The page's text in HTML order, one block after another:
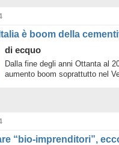
è boom della
di ecquo
Dalla fine degli anni Ottanta al
aumento boom soprattutto nel
“bio-imprenditori”,